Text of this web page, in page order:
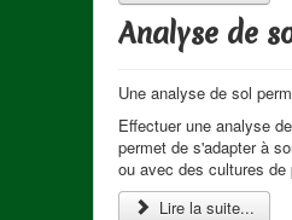
Analyse de
Une analyse de sol
Effectuer une analyse
permet de s'adapter à
ou avec des cultures
Lire la suite...